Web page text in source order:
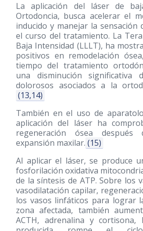
La aplicación del láser de
Ortodoncia, busca acelerar el
inducido y manejar la sensación
el curso del tratamiento. La
Baja Intensidad (LLLT), ha
positivos en remodelación
tiempo del tratamiento
una disminución significativa
dolorosos asociados a la
(13,14)
También en el uso de
aplicación del láser ha
regeneración ósea
expansión maxilar. (15)
Al aplicar el láser, se produce
fosforilación oxidativa
de la síntesis de ATP. Sobre los
vasodilatación capilar,
los vasos linfáticos para lograr
zona afectada, también
ACTH, adrenalina y cortisona,